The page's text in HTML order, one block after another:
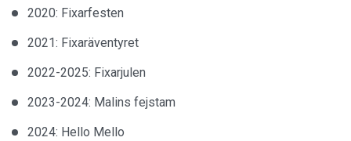
2020: Fixarfesten
2021: Fixaräventyret
2022-2025: Fixarjulen
2023-2024: Malins fejstam
2024: Hello Mello